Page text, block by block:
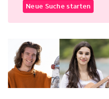
Neue Suche starten